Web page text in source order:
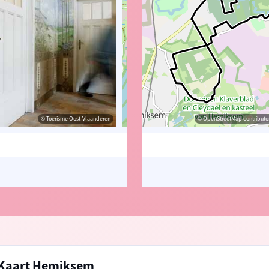
© Toerisme Oost-Vlaanderen © OpenStreetMap contributors,
© Zuidrand © OpenStreetMap
Hemiksem